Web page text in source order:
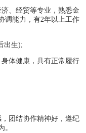
、经贸等专业，熟悉金
调能力，有2年以上工作
出生);
体健康，具有正常履行
团结协作精神好，遵纪
。